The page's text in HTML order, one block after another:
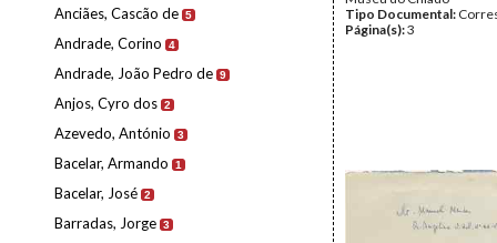
Anciães, Cascão de 5
Andrade, Corino 4
Andrade, João Pedro de 9
Anjos, Cyro dos 2
Azevedo, António 3
Bacelar, Armando 1
Bacelar, José 2
Barradas, Jorge 3
Tipo Documental:
Página(s):3